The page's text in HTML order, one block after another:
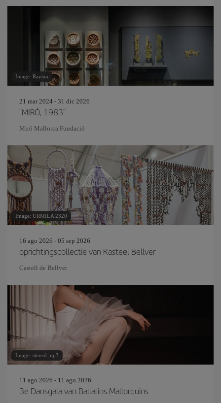
Image: Raytan
21 mar 2024 - 31 dic 2026
"MIRÓ, 1983"
Miró Mallorca Fundació
Image: URMILA 2320
16 ago 2026 - 05 sep 2026
oprichtingscollectie van Kasteel Bellver
Castell de Bellver
Image: steved_np3
11 ago 2026 - 11 ago 2026
3e Dansgala van Ballarins Mallorquins